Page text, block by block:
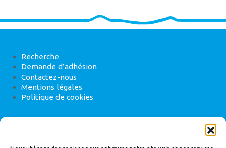
Recherche
Demande d’adhésion
Contactez-nous
Mentions légales
Politique de cookies